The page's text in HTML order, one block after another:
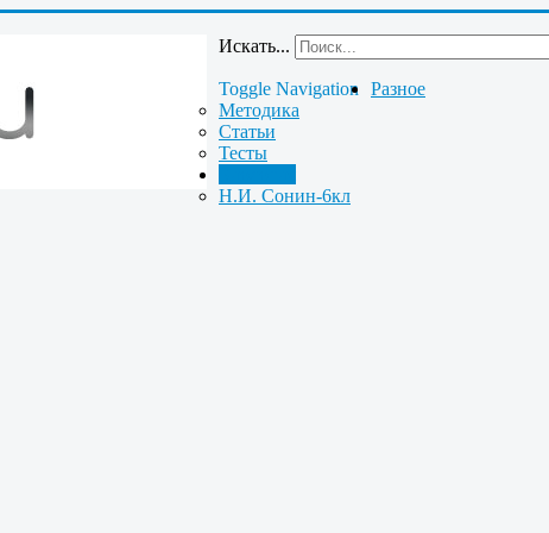
Искать...
Toggle Navigation
Разное
Методика
Статьи
Тесты
Н.И. Сонин-6кл